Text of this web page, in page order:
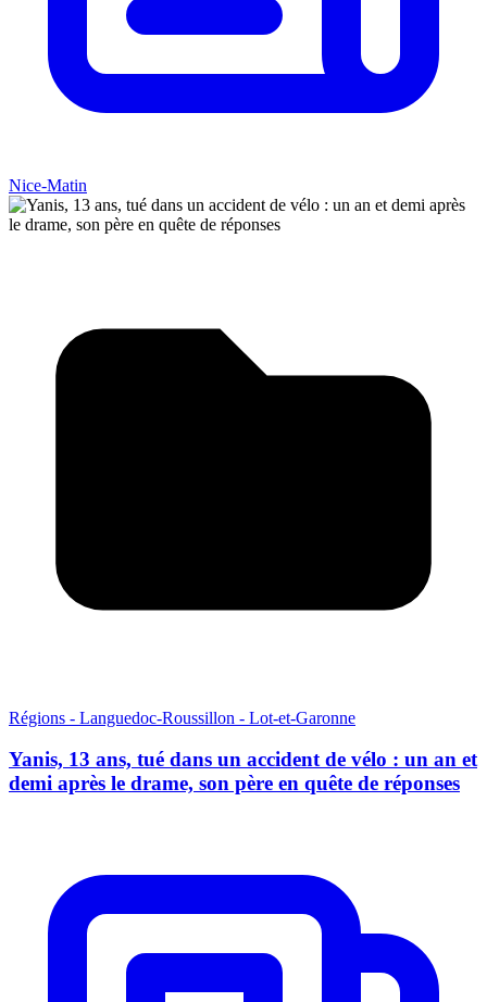
Nice-Matin
Régions - Languedoc-Roussillon - Lot-et-Garonne
Yanis, 13 ans, tué dans un accident de vélo : un an et
demi après le drame, son père en quête de réponses